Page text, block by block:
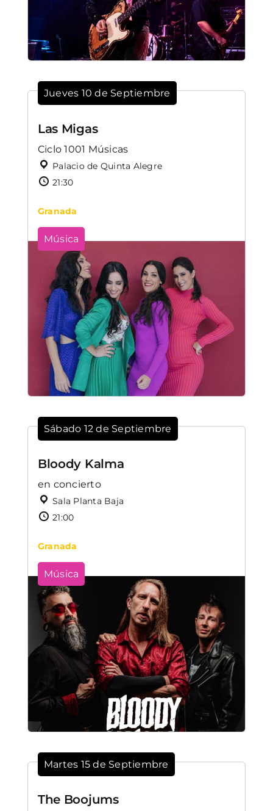
Jueves 10 de Septiembre
Las Migas
Ciclo 1001 Músicas
Palacio de Quinta Alegre
21:30
Granada
Música
Sábado 12 de Septiembre
Bloody Kalma
en concierto
Sala Planta Baja
21:00
Granada
Música
Martes 15 de Septiembre
The Boojums